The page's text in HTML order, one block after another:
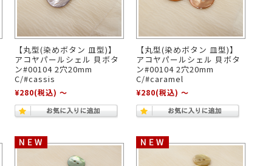
【丸型(染めボタン 皿型)】
アコヤパールシェル 貝ボタ
ン#00104 2穴20mm
C/#cassis
¥280(税込) ～
【丸型(染めボタン 皿型)】
アコヤパールシェル 貝ボタ
ン#00104 2穴20mm
C/#caramel
¥280(税込) ～